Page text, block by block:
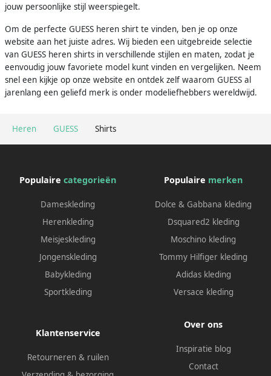
Heren GUESS Shirts
jouw persoonlijke stijl weerspiegelt.
Om de perfecte GUESS heren shirt te vinden, ben je op onze
website aan het juiste adres. Wij bieden een uitgebreide selectie
van GUESS heren shirts in verschillende stijlen en maten, zodat je
eenvoudig jouw favoriete model kunt vinden en vergelijken. Neem
snel een kijkje op onze website en ontdek zelf waarom GUESS al
jarenlang een geliefd merk is onder modeliefhebbers wereldwijd.
Populaire categorieën
Dameskleding
Herenkleding
Meisjeskleding
Jongenskleding
Babykleding
Sportkleding
Populaire merken
Dolce & Gabbana kleding
Dsquared2 kleding
Moschino kleding
Tommy Hilfiger kleding
Adidas kleding
Versace kleding
Klantenservice
Retourneren & ruilen
Over ons
Inspiratie blog
Contact